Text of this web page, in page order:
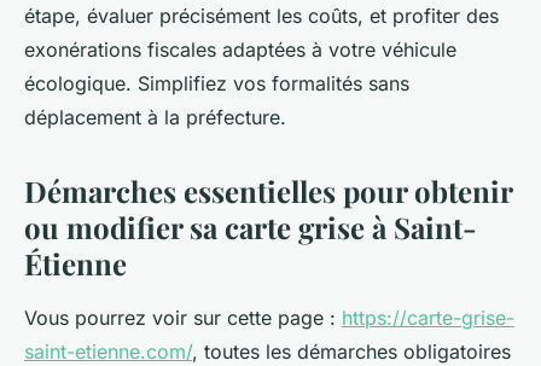
étape, évaluer précisément les coûts, et profiter des
exonérations fiscales adaptées à votre véhicule
écologique. Simplifiez vos formalités sans
déplacement à la préfecture.
Démarches essentielles pour obtenir
ou modifier sa carte grise à Saint-
Étienne
Vous pourrez voir sur cette page : https://carte-grise-
saint-etienne.com/, toutes les démarches obligatoires